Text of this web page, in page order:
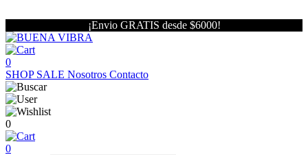
¡Envio GRATIS desde $6000!
0
SHOP SALE Nosotros Contacto
0
0